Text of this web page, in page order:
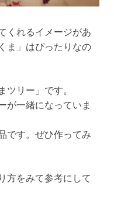
くれるイメージがあ
ま」はぴったりなの
リー」です。
が一緒になっていま
です。ぜひ作ってみ
方をみて参考にして